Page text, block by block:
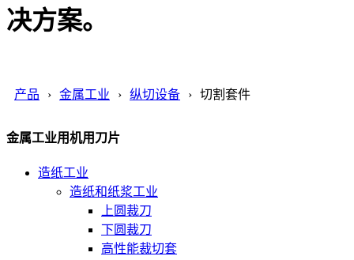
决方案。
产品 金属工业 纵切设备 切割套件
金属工业用机用刀片
造纸工业
造纸和纸浆工业
上圆裁刀
下圆裁刀
高性能裁切套